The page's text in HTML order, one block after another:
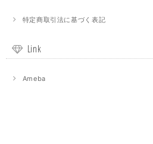
特定商取引法に基づく表記
Link
Ameba